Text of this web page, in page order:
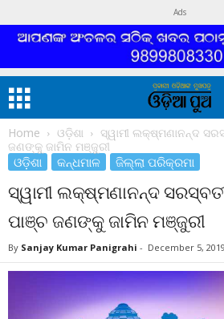
Ads
Home ଓଡ଼ିଶା
ସ୍ୱାମୀ ଲକ୍ଷ୍ମଣାନନ୍ଦ
ଜଣଙ୍କୁ ଜାମିନ ମଞ୍ଜୁରୀ
ଓଡ଼ିଶା କନ୍ଧମାଳ ଜିଲ୍ଲା ପରିକ୍ରମା
ସ୍ୱାମୀ ଲକ୍ଷ୍ମଣାନନ୍ଦ
ପାଞ୍ଚ ଜଣଙ୍କୁ ଜାମିନ ମଞ୍ଜୁରୀ
By Sanjay Kumar Panigrahi - December 5, 2019